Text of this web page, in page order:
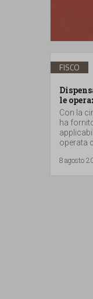
FISCO
le
Con la
ha
operata
8 agosto